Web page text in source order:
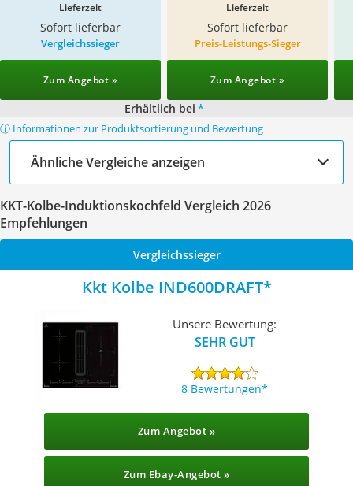
Lieferzeit
Sofort lieferbar
Lieferzeit
Sofort lieferbar
Vergleichssieger
Zum Angebot »
Preis-Leistungs-Sieger
Zum Angebot »
Erhältlich bei *
ⓘ Informationen zur Produktsortierung und Bewertung
Ähnliche Vergleiche anzeigen
KKT-Kolbe-Induktionskochfeld Vergleich 2026
Empfehlungen
Vergleichssieger
Kkt Kolbe IND600DRAFT
Unsere Bewertung:
SEHR GUT
8 Bewertungen
Zum Angebot »
Zum Ebay-Angebot »